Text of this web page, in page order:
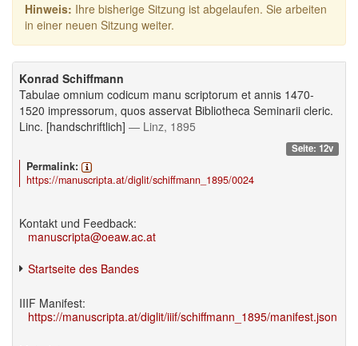
Hinweis: Ihre bisherige Sitzung ist abgelaufen. Sie arbeiten
in einer neuen Sitzung weiter.
Konrad Schiffmann
Tabulae omnium codicum manu scriptorum et annis 1470-
1520 impressorum, quos asservat Bibliotheca Seminarii cleric.
Linc. [handschriftlich] — Linz, 1895
Seite: 12v
Permalink:
https://manuscripta.at/diglit/schiffmann_1895/0024
Kontakt und Feedback:
manuscripta@oeaw.ac.at
Startseite des Bandes
IIIF Manifest:
https://manuscripta.at/diglit/iiif/schiffmann_1895/manifest.json